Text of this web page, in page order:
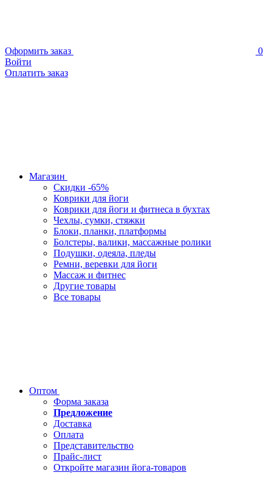
Оформить заказ
0
Войти
Оплатить заказ
Магазин
Скидки -65%
Коврики для йоги
Коврики для йоги и фитнеса в бухтах
Чехлы, сумки, стяжки
Блоки, планки, платформы
Болстеры, валики, массажные ролики
Подушки, одеяла, пледы
Ремни, веревки для йоги
Массаж и фитнес
Другие товары
Все товары
Оптом
Форма заказа
Предложение
Доставка
Оплата
Представительство
Прайс-лист
Откройте магазин йога-товаров